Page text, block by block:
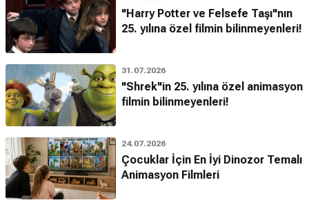
"Harry Potter ve Felsefe Taşı"nın
25. yılına özel filmin bilinmeyenleri!
31.07.2026
"Shrek"in 25. yılına özel animasyon
filmin bilinmeyenleri!
24.07.2026
Çocuklar İçin En İyi Dinozor Temalı
Animasyon Filmleri